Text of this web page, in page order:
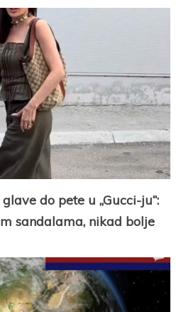
do pete u „Gucci-ju“:
sandalama, nikad bolje